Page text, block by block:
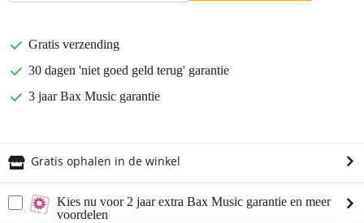
Gratis verzending
30 dagen 'niet goed geld terug' garantie
3 jaar Bax Music garantie
Gratis ophalen in de winkel
Kies nu voor 2 jaar extra Bax Music garantie en meer
voordelen